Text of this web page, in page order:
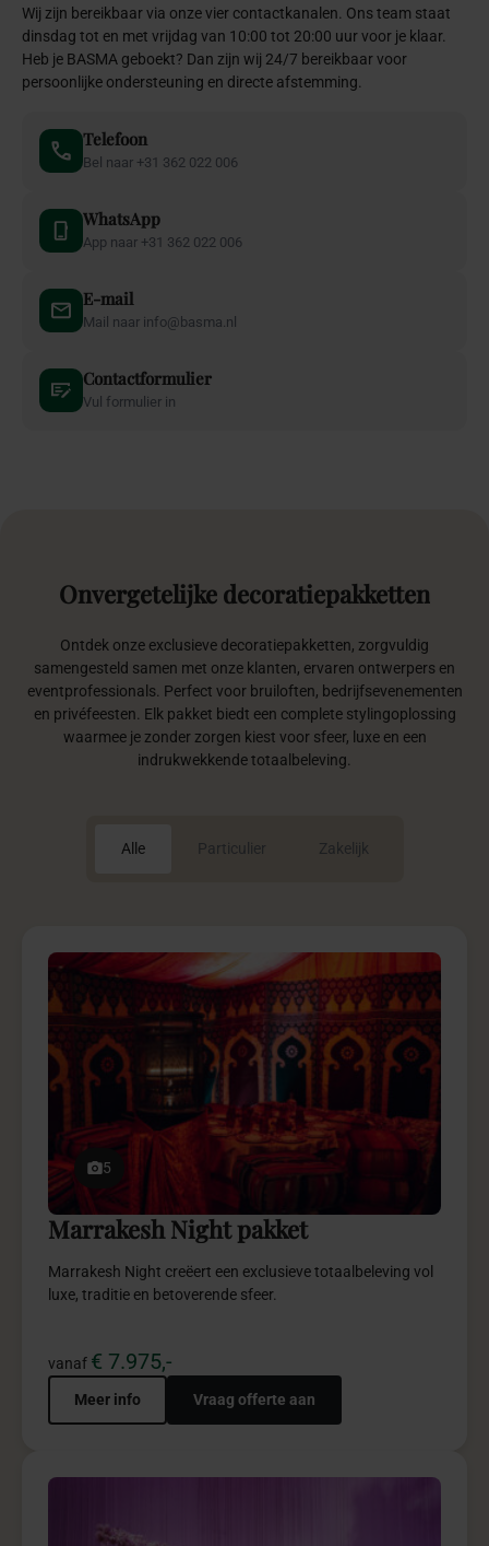
Wij zijn bereikbaar via onze vier contactkanalen. Ons team staat
dinsdag tot en met vrijdag van 10:00 tot 20:00 uur voor je klaar.
Heb je BASMA geboekt? Dan zijn wij 24/7 bereikbaar voor
persoonlijke ondersteuning en directe afstemming.
Telefoon
Bel naar +31 362 022 006
WhatsApp
App naar +31 362 022 006
E-mail
Mail naar info@basma.nl
Contactformulier
Vul formulier in
Onvergetelijke decoratiepakketten
Ontdek onze exclusieve decoratiepakketten, zorgvuldig
samengesteld samen met onze klanten, ervaren ontwerpers en
eventprofessionals. Perfect voor bruiloften, bedrijfsevenementen
en privéfeesten. Elk pakket biedt een complete stylingoplossing
waarmee je zonder zorgen kiest voor sfeer, luxe en een
indrukwekkende totaalbeleving.
Alle Particulier Zakelijk
5
Marrakesh Night pakket
Marrakesh Night creëert een exclusieve totaalbeleving vol
luxe, traditie en betoverende sfeer.
vanaf € 7.975,-
Meer info Vraag offerte aan